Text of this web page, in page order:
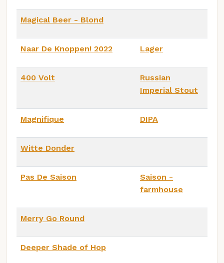
Magical Beer - Blond
Naar De Knoppen! 2022 Lager
400 Volt
Russian
Imperial Stout
Magnifique DIPA
Witte Donder
Pas De Saison
Saison -
farmhouse
Merry Go Round
Deeper Shade of Hop